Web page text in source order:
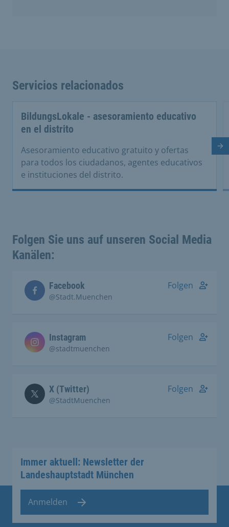
Servicios relacionados
BildungsLokale - asesoramiento educativo
en el distrito
Asesoramiento educativo gratuito y ofertas
para todos los ciudadanos, agentes educativos
e instituciones del distrito.
Folgen Sie uns auf unseren Social Media
Kanälen:
Facebook
@Stadt.Muenchen
Folgen
Instagram
@stadtmuenchen
Folgen
X (Twitter)
@StadtMuenchen
Folgen
Immer aktuell: Newsletter der
Landeshauptstadt München
Anmelden